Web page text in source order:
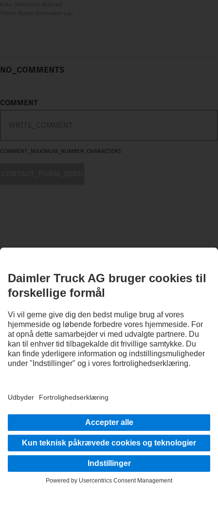
NO_COMMENTS
COMMENT
COMMENT_MAXIMUM_NUMBER_CHARACTERS
HOLD DIG OPDATERET.
FOLLOW THE ROADSTARS.
Kom godt i gang